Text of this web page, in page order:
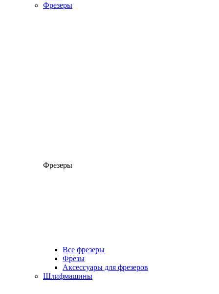
Фрезеры
Фрезеры
Все фрезеры
Фрезы
Аксессуары для фрезеров
Шлифмашины